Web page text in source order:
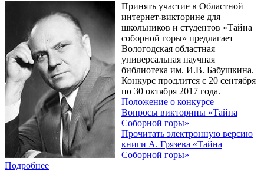
Принять участие в Областной
интернет-викторине для
школьников и студентов «Тайна
соборной горы» предлагает
Вологодская областная
универсальная научная
библиотека им. И.В. Бабушкина.
Конкурс продлится с 20 сентября
по 30 октября 2017 года.
Положение о конкурсе
Вопросы викторины «Тайна
Соборной горы»
Прочитать электронную версию
книги А. Грязева «Тайна
Соборной горы»
Подробнее